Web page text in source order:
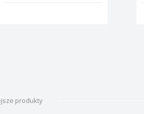
produkty